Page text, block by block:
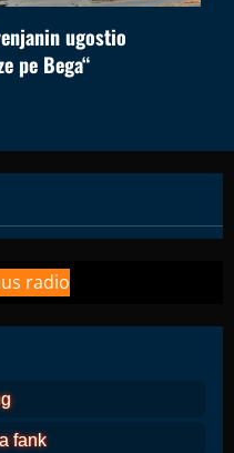
ugostio
pe Bega“
radio
fank